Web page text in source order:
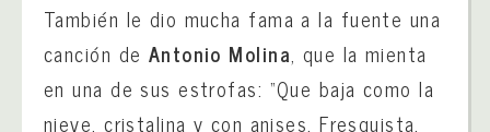
También le dio mucha fama a la fuente una
canción de Antonio Molina, que la mienta
en una de sus estrofas: “Que baja como la
nieve, cristalina y con anises. Fresquista,